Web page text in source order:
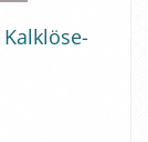
Kalk­lö­se­